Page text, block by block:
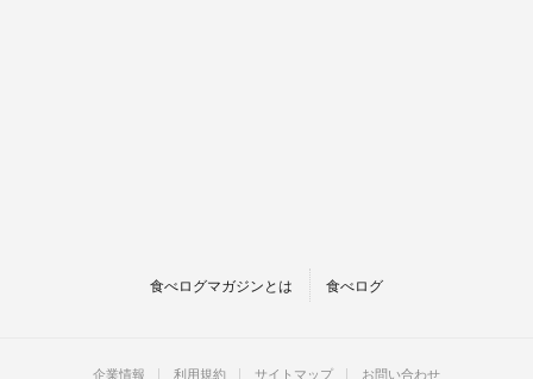
食べログマガジンとは 食べログ
企業情報 利用規約 サイトマップ お問い合わせ